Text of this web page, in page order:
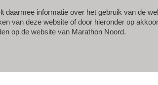
informatie over het gebruik van de
van deze website of door hieronder op
op de website van Marathon Noord.